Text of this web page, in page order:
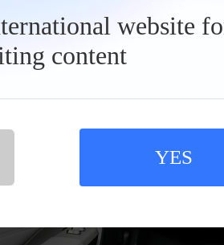
website
content
YES